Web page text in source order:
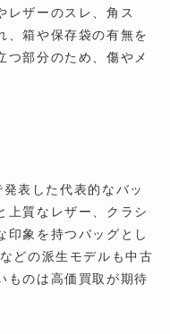
レザーのスレ、角ス
、箱や保存袋の有無を
つ部分のため、傷やメ
表した代表的なバッ
上質なレザー、クラシ
印象を持つバッグとし
どの派生モデルも中古
ものは高価買取が期待